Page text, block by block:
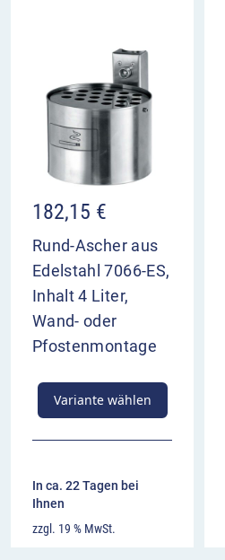
182,15 €
Rund-Ascher aus
Edelstahl 7066-ES,
Inhalt 4 Liter,
Wand- oder
Pfostenmontage
Variante wählen
In ca. 22 Tagen bei
Ihnen
zzgl. 19 % MwSt.